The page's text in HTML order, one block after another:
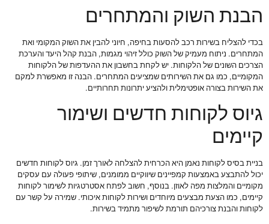
הבנת השוק והמתחרים
בכדי להצליח בשירות רכב להסעות בחיפה, חיוני להבין את השוק המקומי ואת
המתחרים. ניתוח מעמיק של השוק כולל זיהוי מגמות, הבנת קהל היעד והערכת
הצרכים השונים של הלקוחות. יש לקחת בחשבון את ההעדפות של הלקוחות
המקומיים, כמו גם את השירותים שמציעים המתחרים. הבנה זו מאפשרת למקם
את השירות בצורה אופטימלית ולהציע יתרונות תחרותיים.
גיוס לקוחות חדשים ושימור
קיימים
בניית בסיס לקוחות נאמן היא הכרחית להצלחה לאורך זמן. גיוס לקוחות חדשים
יכול להתבצע באמצעות קמפיינים שיווקיים ממומנים, שיתופי פעולה עם עסקים
מקומיים והמלצות מפה לאוזן. בנוסף, חשוב לפתח אסטרטגיות לשימור לקוחות
קיימים, כמו הצעת מבצעים מיוחדים ושירות לקוחות איכותי. שמירה על קשר עם
לקוחות והבנת צורכיהם תורמת לשיפור מתמיד בשירות.